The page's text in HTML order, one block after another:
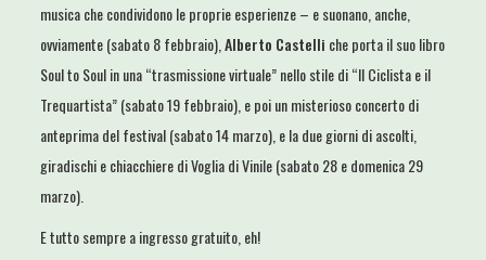
musica che condividono le proprie esperienze – e suonano, anche,
ovviamente (sabato 8 febbraio), Alberto Castelli che porta il suo libro
Soul to Soul in una “trasmissione virtuale” nello stile di “Il Ciclista e il
Trequartista” (sabato 19 febbraio), e poi un misterioso concerto di
anteprima del festival (sabato 14 marzo), e la due giorni di ascolti,
giradischi e chiacchiere di Voglia di Vinile (sabato 28 e domenica 29
marzo).
E tutto sempre a ingresso gratuito, eh!